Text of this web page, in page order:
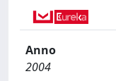
Anno
2004